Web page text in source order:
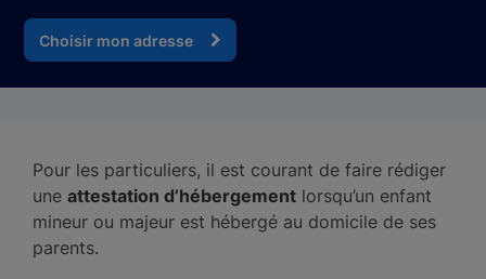
Choisir mon adresse
Pour les particuliers, il est courant de faire rédiger
une attestation d’hébergement lorsqu’un enfant
mineur ou majeur est hébergé au domicile de ses
parents.